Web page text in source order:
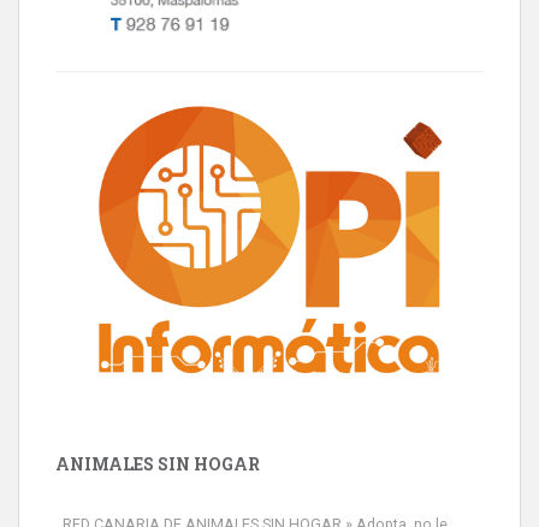
ANIMALES SIN HOGAR